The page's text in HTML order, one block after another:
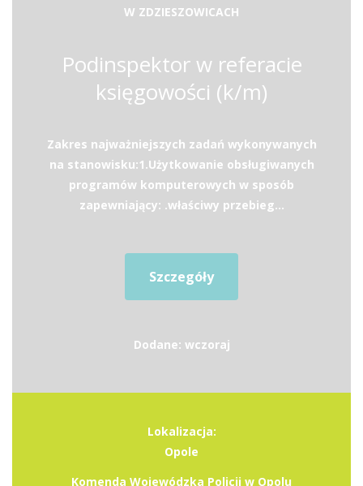
W ZDZIESZOWICACH
Podinspektor w referacie
księgowości (k/m)
Zakres najważniejszych zadań wykonywanych
na stanowisku:1.Użytkowanie obsługiwanych
programów komputerowych w sposób
zapewniający: .właściwy przebieg...
Szczegóły
Dodane: wczoraj
Lokalizacja:
Opole
Komenda Wojewódzka Policji w Opolu